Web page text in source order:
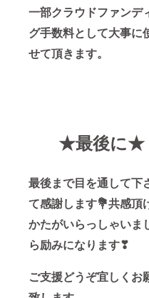
一部クラウドファンデ
グ手数料として大事に
せて頂きます。
★最後に★
最後まで目を通して下
て感謝します💐共感頂
かたがいらっしゃいま
ら励みになります❣
ご支援どうぞ宜しくお